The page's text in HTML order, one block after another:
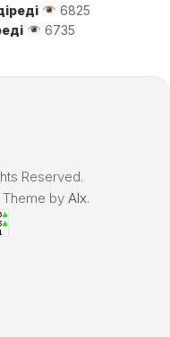
6825
6735
Reserved.
Theme by Alx.